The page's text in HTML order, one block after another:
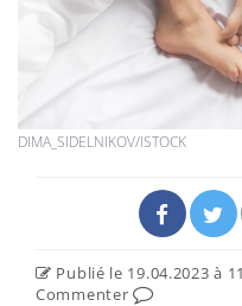
DIMA_SIDELNIKOV/ISTOCK
Publié le 19.04.2023 à
Commenter